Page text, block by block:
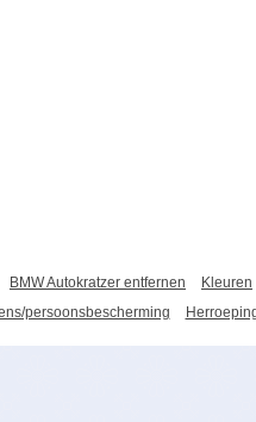
BMW Autokratzer entfernen
Kleuren
persoonsbescherming